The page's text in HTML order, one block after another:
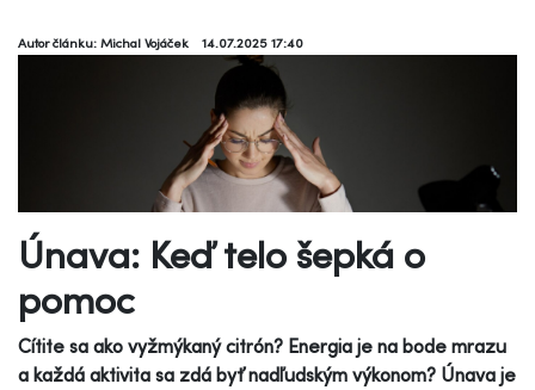
Autor článku: Michal Vojáček 14.07.2025 17:40
Únava: Keď telo šepká o
pomoc
Cítite sa ako vyžmýkaný citrón? Energia je na bode mrazu
a každá aktivita sa zdá byť nadľudským výkonom? Únava je